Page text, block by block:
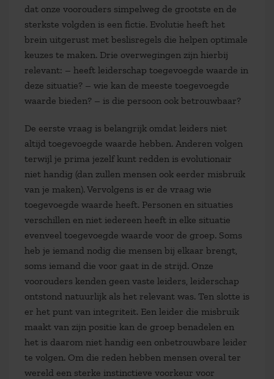
dat onze voorouders simpelweg de grootste en de
sterkste volgden is een fictie. Evolutie heeft het
brein uitgerust met beslisregels die helpen optimale
keuzes te maken. Drie overwegingen zijn hierbij
relevant: – heeft leiderschap toegevoegde waarde in
deze situatie? – wie kan de meeste toegevoegde
waarde bieden? – is die persoon ook betrouwbaar?
De eerste vraag is belangrijk omdat leiders niet
altijd toegevoegde waarde hebben. Anderen volgen
terwijl je prima jezelf kunt redden is evolutionair
niet handig (dan zullen mensen ook eerder misbruik
van je maken). Vervolgens is er de vraag wie
toegevoegde waarde heeft. Personen en situaties
verschillen en niet iedereen heeft in elke situatie
evenveel toegevoegde waarde voor de groep. Soms
heb je iemand nodig die mensen bij elkaar brengt,
soms iemand die voor gaat in de strijd. Onze
voorouders kenden geen vaste leiders, leiderschap
ontstond natuurlijk als het relevant was. Ten slotte is
er het punt van integriteit. Een leider die misbruik
maakt van zijn positie kan de groep benadelen en
het is daarom niet handig een onbetrouwbare leider
te volgen. Om die reden hebben mensen overal ter
wereld een sterke instinctieve voorkeur voor